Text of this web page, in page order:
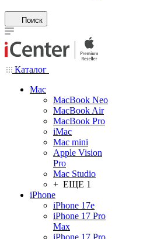
Поиск
Каталог
Mac
MacBook Neo
MacBook Air
MacBook Pro
iMac
Mac mini
Apple Vision
Pro
Mac Studio
+ ЕЩЕ 1
iPhone
iPhone 17e
iPhone 17 Pro
Max
iPhone 17 Pro